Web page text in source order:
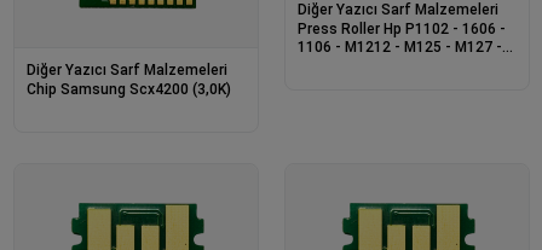
Diğer Yazıcı Sarf Malzemeleri
Chip Samsung Scx4200 (3,0K)
Diğer Yazıcı Sarf Malzemeleri
Press Roller Hp P1102 - 1606 -
1106 - M1212 - M125 - M127 -